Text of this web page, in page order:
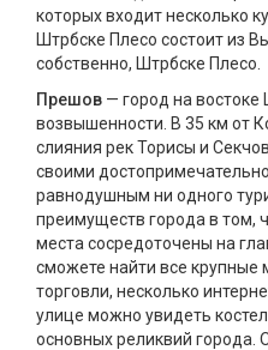
которых входит несколько
Штрбске Плесо состоит из
собственно, Штрбске Плесо.
Прешов — город на
возвышенности. В 35 км от
слияния рек Торисы и
своими
равнодушным ни одного
преимуществ города в том,
места сосредоточены на
сможете найти все крупные
торговли, несколько
улице можно увидеть
основных реликвий города.